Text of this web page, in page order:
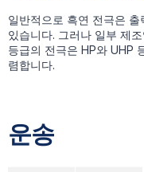
일반적으로 흑연 전극은 출
있습니다. 그러나 일부 제
등급의 전극은 HP와 UHP
렴합니다.
운송